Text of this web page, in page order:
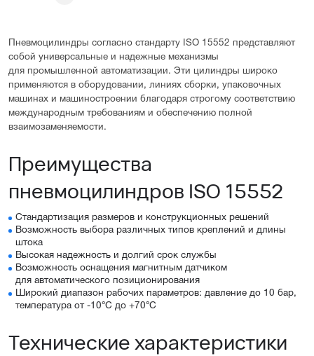
Пневмоцилиндры согласно стандарту ISO 15552 представляют
собой универсальные и надежные механизмы
для промышленной автоматизации. Эти цилиндры широко
применяются в оборудовании, линиях сборки, упаковочных
машинах и машиностроении благодаря строгому соответствию
международным требованиям и обеспечению полной
взаимозаменяемости.
Преимущества
пневмоцилиндров ISO 15552
Стандартизация размеров и конструкционных решений
Возможность выбора различных типов креплений и длины
штока
Высокая надежность и долгий срок службы
Возможность оснащения магнитным датчиком
для автоматического позиционирования
Широкий диапазон рабочих параметров: давление до 10 бар,
температура от -10°C до +70°C
Технические характеристики